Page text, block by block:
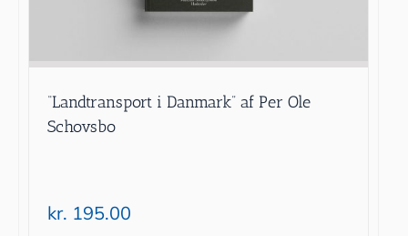
“Landtransport i Danmark” af Per Ole
Schovsbo
kr. 195.00